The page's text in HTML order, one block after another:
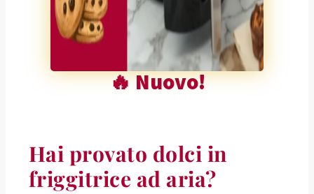
🔥 Nuovo!
Hai provato dolci in
friggitrice ad aria?